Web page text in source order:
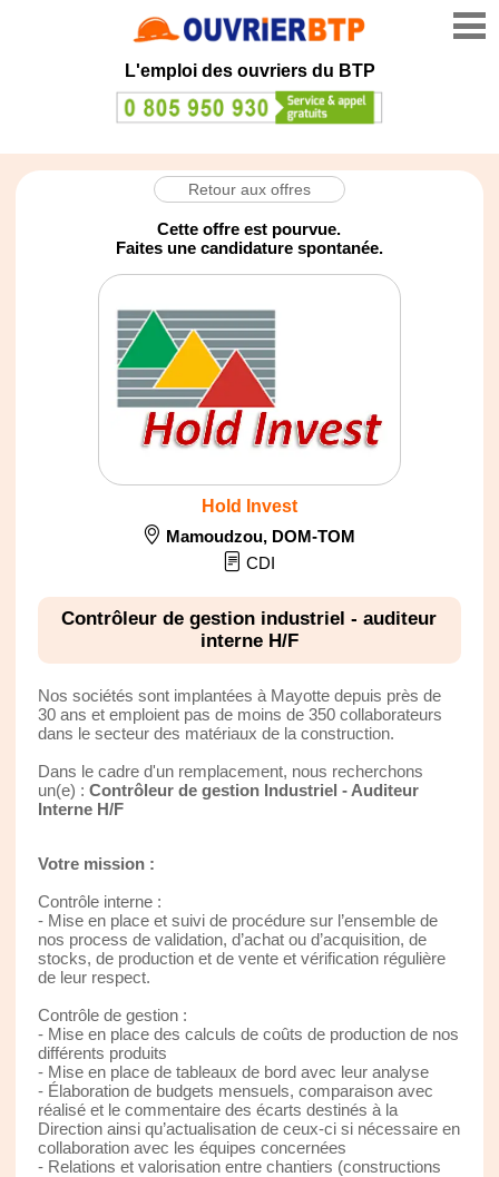
L'emploi des ouvriers du BTP
Retour aux offres
Cette offre est pourvue.
Faites une candidature spontanée.
Hold Invest
Mamoudzou, DOM-TOM
CDI
Contrôleur de gestion industriel - auditeur
interne H/F
Nos sociétés sont implantées à Mayotte depuis près de
30 ans et emploient pas de moins de 350 collaborateurs
dans le secteur des matériaux de la construction.
Dans le cadre d'un remplacement, nous recherchons
un(e) : Contrôleur de gestion Industriel - Auditeur
Interne H/F
Votre mission :
Contrôle interne :
- Mise en place et suivi de procédure sur l’ensemble de
nos process de validation, d’achat ou d’acquisition, de
stocks, de production et de vente et vérification régulière
de leur respect.
Contrôle de gestion :
- Mise en place des calculs de coûts de production de nos
différents produits
- Mise en place de tableaux de bord avec leur analyse
- Élaboration de budgets mensuels, comparaison avec
réalisé et le commentaire des écarts destinés à la
Direction ainsi qu’actualisation de ceux-ci si nécessaire en
collaboration avec les équipes concernées
- Relations et valorisation entre chantiers (constructions